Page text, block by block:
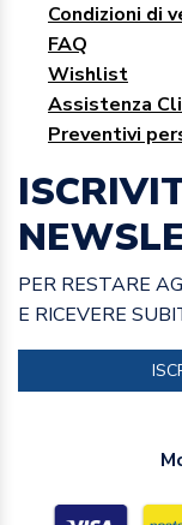
Condizioni di
FAQ
Wishlist
Assistenza
Preventivi
PER RESTARE
E RICEVERE